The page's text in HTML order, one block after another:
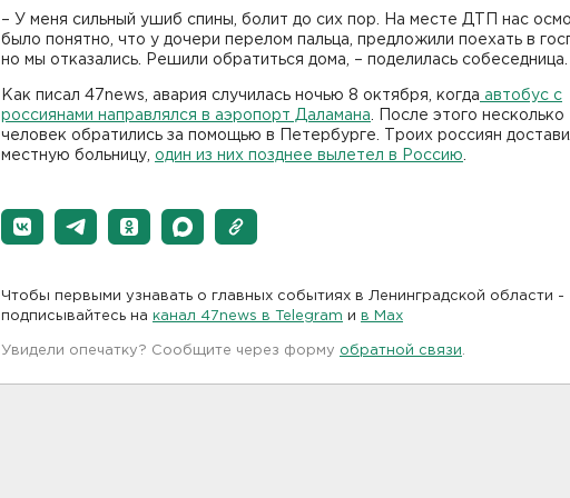
– У меня сильный ушиб спины, болит до сих пор. На месте ДТП нас
было понятно, что у дочери перелом пальца, предложили поехать в
но мы отказались. Решили обратиться дома, – поделилась собеседница.
Как писал 47news, авария случилась ночью 8 октября, когда автобус с
россиянами направлялся в аэропорт Даламана . После этого несколько
человек обратились за помощью в Петербурге. Троих россиян
местную больницу, один из них позднее вылетел в Россию
Чтобы первыми узнавать о главных событиях в Ленинградской области -
подписывайтесь на канал 47news в Telegram и в Maх
Увидели опечатку? Сообщите через форму обратной связи